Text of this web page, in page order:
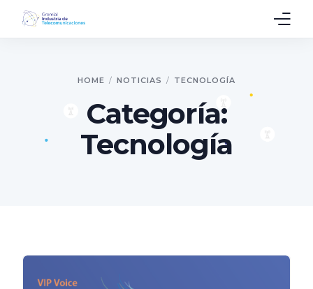
HOME NOTICIAS TECNOLOGÍA
Categoría:
Tecnología